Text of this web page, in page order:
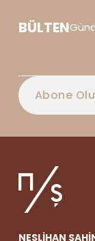
BÜLTEN
Abone
NESLİHAN